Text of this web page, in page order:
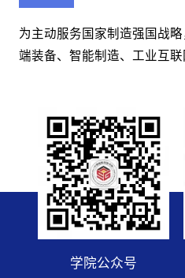
为主动服务国家制造强国战
端装备、智能制造、工业互
学院公众号